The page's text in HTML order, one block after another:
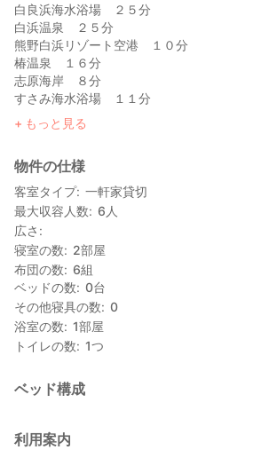
白良浜海水浴場 ２５分
白浜温泉 ２５分
熊野白浜リゾート空港 １０分
椿温泉 １６分
志原海岸 ８分
すさみ海水浴場 １１分
えびね温泉 １６分
紀伊日置駅 ３分
合川ダム ６０分
熊野本宮大社 ９０分
もっと見る
物件の仕様
客室タイプ 一軒家貸切
最大収容人数
6 人
広さ
寝室の数
2部屋
布団の数
6組
ベッドの数
0台
その他寝具の数
0
浴室の数
1部屋
トイレの数
1つ
ベッド構成
利用案内